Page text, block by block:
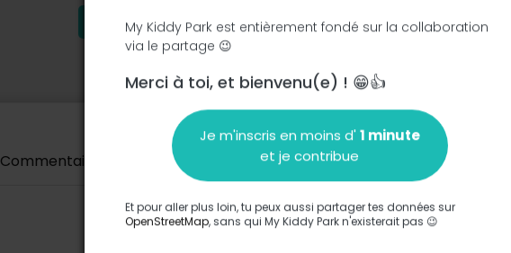
J'ajoute une description J'ajoute les équipements
Commentaires Ajouter un commentaire
My Kiddy Park est entièrement fondé sur la collaboration
via le partage 😉
Merci à toi, et bienvenu(e) ! 😁👍
Je m'inscris en moins d'1 minute
et je contribue
Et pour aller plus loin, tu peux aussi partager tes données sur
OpenStreetMap, sans qui My Kiddy Park n'existerait pas 😉